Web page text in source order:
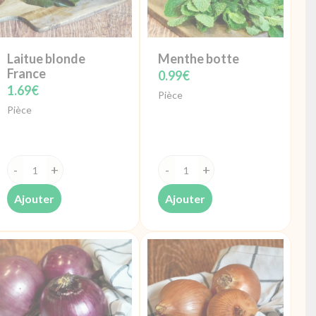
Laitue blonde
France
1.69€
Pièce
quantité
de
blonde
France
Ajouter
Menthe botte
0.99€
Pièce
quantité
de
botte
Ajouter